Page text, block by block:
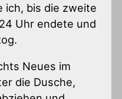
ich, bis die zweite
Uhr endete und
Neues im
die Dusche,